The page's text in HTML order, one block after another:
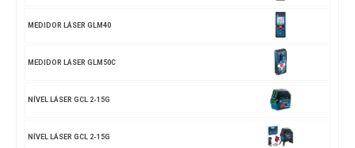
MEDIDOR LÁSER GLM40
MEDIDOR LÁSER GLM50C
NÍVEL LÁSER GCL 2-15G
NÍVEL LÁSER GCL 2-15G